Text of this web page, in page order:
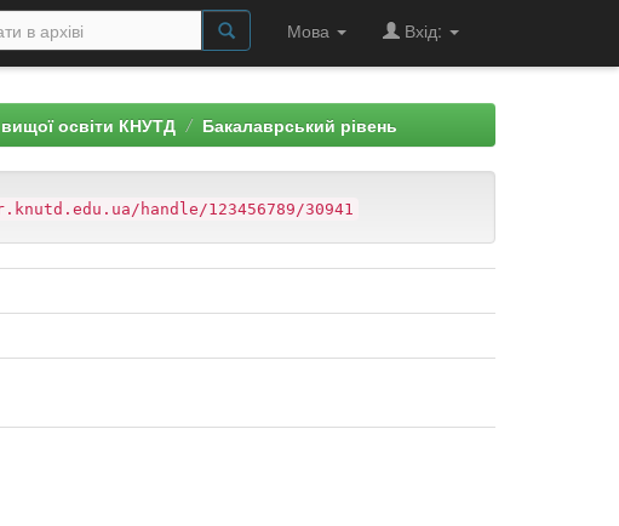
Мова Вхід:
вищої освіти КНУТД Бакалаврський рівень
handle/123456789/30941